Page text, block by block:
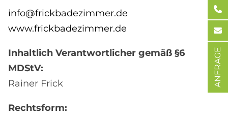
info@frickbadezimmer.de
www.frickbadezimmer.de
Inhaltlich Verantwortlicher gemäß §6
MDStV:
Rainer Frick
Rechtsform:
ANFRAGE